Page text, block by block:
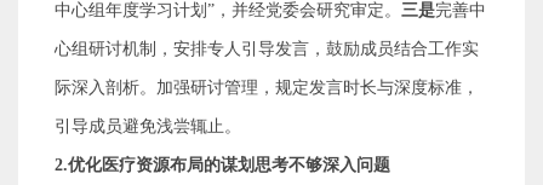
中心组年度学习计划 ” ，并经党委会研究审定。 三是完善中
心组 研讨机制，安排专人引导发言，鼓励成员结合工作实
际深入剖析。 加强研讨管理，规定发言时长与深度标准，
引导成员避免浅尝辄止。
2.优化医疗资源布局的谋划思考不够深入问题